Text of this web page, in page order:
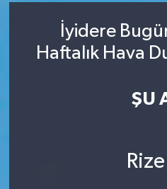
İyidere
Haftalık Hava
ŞU
Rize
Tüm Manşetler